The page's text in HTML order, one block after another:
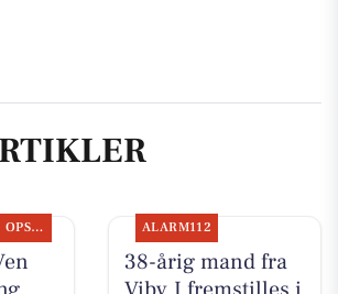
OPSLAGSTAVLEN ALARM112
38-årig mand fra